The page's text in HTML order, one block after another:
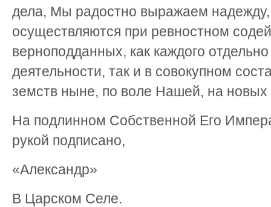
дела, Мы радостно выражаем
осуществляются при ревностном
верноподданных, как каждого отдельно
деятельности, так и в совокупном
земств ныне, по воле Нашей, на новых
На подлинном Собственной Его
рукой подписано,
«Александр»
В Царском Селе.